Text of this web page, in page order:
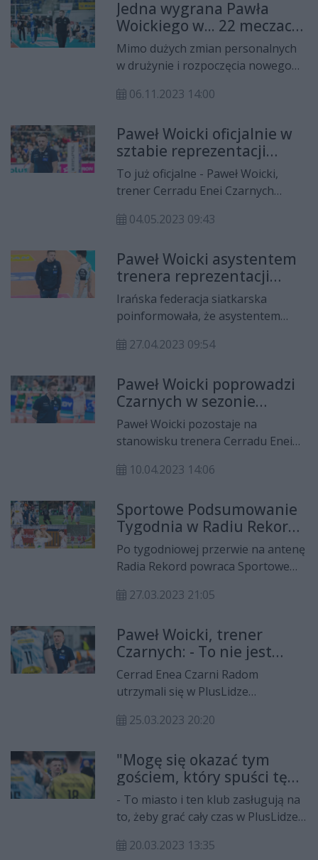
Jedna wygrana Pawła
Woickiego w... 22 meczach
Czarnych Radom!
Mimo dużych zmian personalnych
w drużynie i rozpoczęcia nowego
przegrywają w PlusLidze. Paweł
radomskiej ekipy zanotował
zaledwie jeden triumf w... 22
meczach.
06.11.2023 14:00
Paweł Woicki oficjalnie w
sztabie reprezentacji
Iranu
To już oficjalne - Paweł Woicki,
trener Cerradu Enei Czarnych
selekcjonera reprezentacji Iranu.
04.05.2023 09:43
Paweł Woicki asystentem
trenera reprezentacji
Iranu?
Irańska federacja siatkarska
poinformowała, że asystentem
reprezentacji został... Paweł Woicki,
Cerradu Enei Czarnych Radom.
27.04.2023 09:54
Paweł Woicki poprowadzi
Czarnych w sezonie
2023/24
Paweł Woicki pozostaje na
stanowisku trenera Cerradu Enei
poprowadzi drużynę w sezonie
10.04.2023 14:06
Sportowe Podsumowanie
Tygodnia w Radiu Rekord -
27.03.23 [POSŁUCHAJ]
Po tygodniowej przerwie na antenę
Radia Rekord powraca Sportowe
poniedziałek dziennikarze portalu -
wydarzenia weekendowe z
udziałem radomskich sportowców.
Zapraszamy do odsłuchania!
27.03.2023 21:05
Paweł Woicki, trener
Czarnych: - To nie jest
powód do wstydu
Cerrad Enea Czarni Radom
utrzymali się w PlusLidze
rozegrania pozostała jeszcze jedna
przegrywając 26. - To nie jest
powód do wstydu. Robimy
wszystko, co możemy żeby grać
dobrze. Tak to wygląda... nie
będziemy chodzić i się wstydzić -
skomentował Paweł Woicki, trener
25.03.2023 20:20
"Mogę się okazać tym
gościem, który spuści tę
drużynę do pierwszej ligi.
Stres jest przeogromny" -
mówi Paweł Woicki, trener
Czarnych
- To miasto i ten klub zasługują na
to, żeby grać cały czas w PlusLidze,
który spuści tę drużynę do
20.03.2023 13:35